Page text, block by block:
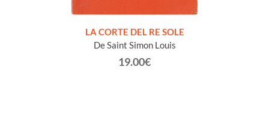
LA CORTE DEL RE SOLE
De Saint Simon Louis
19.00€